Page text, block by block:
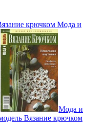
крючком Мода и
Мода и
Вязание крючком